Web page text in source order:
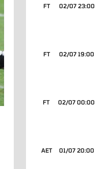
02/07 23:00
FT
02/07 19:00
FT
02/07 00:00
FT
01/07 20:00
AET